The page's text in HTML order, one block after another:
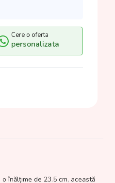
Cere o oferta
personalizata
înălțime de 23.5 cm, această